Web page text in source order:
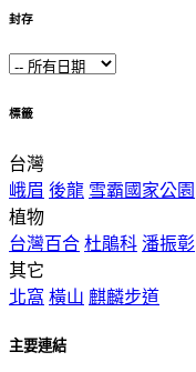
封存
標籤
台灣
峨眉 後龍 雪霸國家公園
植物
台灣百合 杜鵑科 潘振彰
其它
北窩 橫山 麒麟步道
主要連結